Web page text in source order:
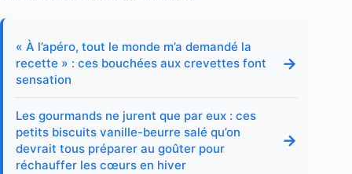
« À l’apéro, tout le monde m’a demandé la
recette » : ces bouchées aux crevettes font
sensation
→
Les gourmands ne jurent que par eux : ces
petits biscuits vanille-beurre salé qu’on
devrait tous préparer au goûter pour
réchauffer les cœurs en hiver
→